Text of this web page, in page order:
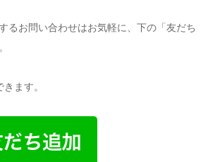
るお問い合わせはお気軽に、下の「友だち
ます。